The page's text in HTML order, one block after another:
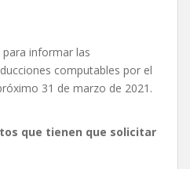
informar las
computables por el
31 de marzo de 2021.
que tienen que solicitar